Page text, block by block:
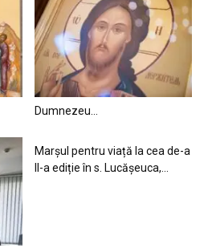
Dumnezeu…
Marșul pentru viață la cea de-a
II-a ediție în s. Lucășeuca,...